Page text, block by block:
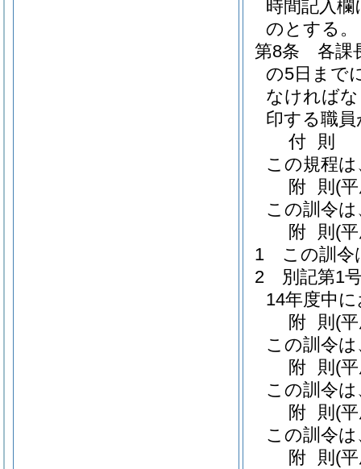
時間記入
のとする。
第8条
各課
の5日まで
なければ
印する職
付 則
この規程
附 則 (
この訓令
附 則 (
1
この訓令
2
別記第1
14年度中
附 則 (
この訓令
附 則 (
この訓令
附 則 (
この訓令
附 則 (